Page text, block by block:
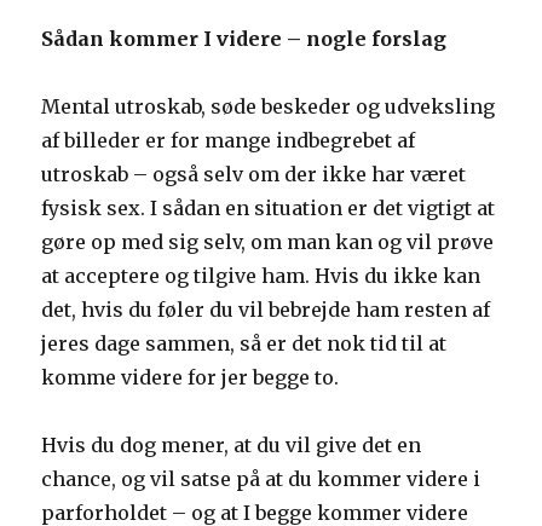
Sådan kommer I videre – nogle forslag
Mental utroskab, søde beskeder og udveksling
af billeder er for mange indbegrebet af
utroskab – også selv om der ikke har været
fysisk sex. I sådan en situation er det vigtigt at
gøre op med sig selv, om man kan og vil prøve
at acceptere og tilgive ham. Hvis du ikke kan
det, hvis du føler du vil bebrejde ham resten af
jeres dage sammen, så er det nok tid til at
komme videre for jer begge to.
Hvis du dog mener, at du vil give det en
chance, og vil satse på at du kommer videre i
parforholdet – og at I begge kommer videre